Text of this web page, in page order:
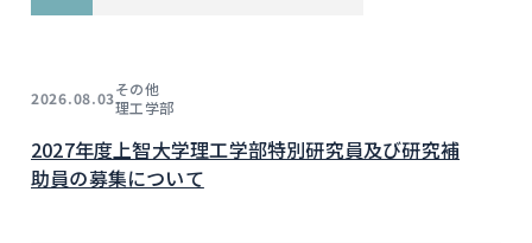
2026.08.03その他
理工学部
2027年度上智大学理工学部特別研究員及び研究補
助員の募集について